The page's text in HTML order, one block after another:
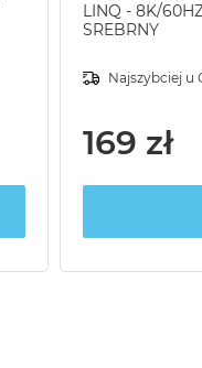
LINQ - 8K/
SREBRNY
Najszybciej u
169 zł